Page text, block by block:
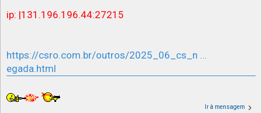
ip: |131.196.196.44:27215
https://csro.com.br/outros/2025_06_cs_n ...
egada.html
Ir à mensagem